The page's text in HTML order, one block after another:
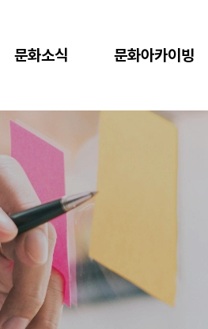
문화소식
보도자료
문화아카이빙
시민기록관VR